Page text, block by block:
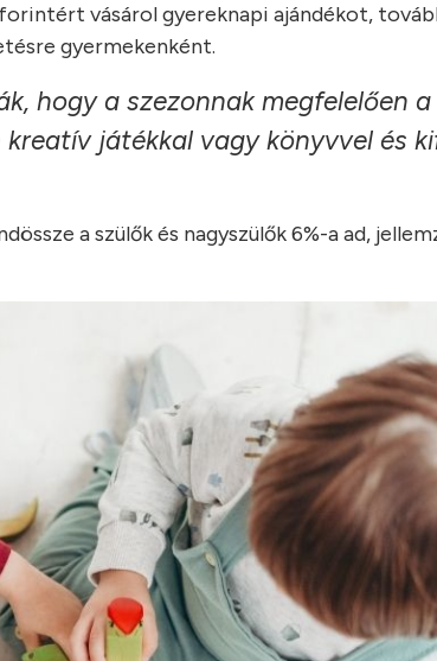
vásárol gyereknapi ajándékot,
gyermekenként.
hogy a szezonnak megfelelően
játékkal vagy könyvvel és
a szülők és nagyszülők 6%-a ad,